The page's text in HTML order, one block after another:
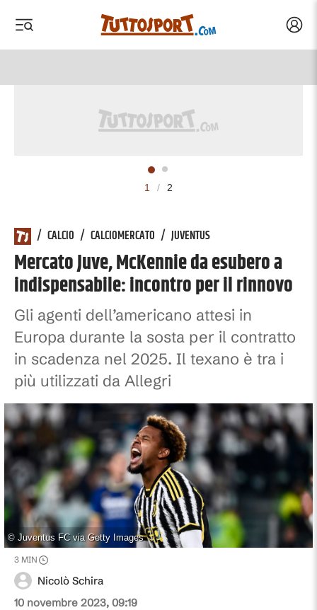
1 / 2
/ CALCIO / CALCIOMERCATO / JUVENTUS
Mercato Juve, McKennie da esubero a
indispensabile: incontro per il rinnovo
Gli agenti dell’americano attesi in
Europa durante la sosta per il contratto
in scadenza nel 2025. Il texano è tra i
più utilizzati da Allegri
© Juventus FC via Getty Images
10 novembre 2023, 09:19
Nicolò Schira
3 MIN